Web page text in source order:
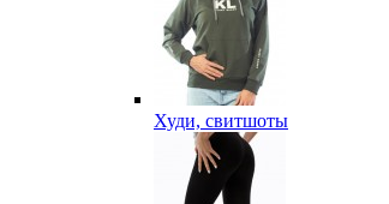
Худи, свитшоты